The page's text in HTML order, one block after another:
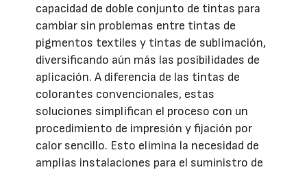
capacidad de doble conjunto de tintas para
cambiar sin problemas entre tintas de
pigmentos textiles y tintas de sublimación,
diversificando aún más las posibilidades de
aplicación. A diferencia de las tintas de
colorantes convencionales, estas
soluciones simplifican el proceso con un
procedimiento de impresión y fijación por
calor sencillo. Esto elimina la necesidad de
amplias instalaciones para el suministro de